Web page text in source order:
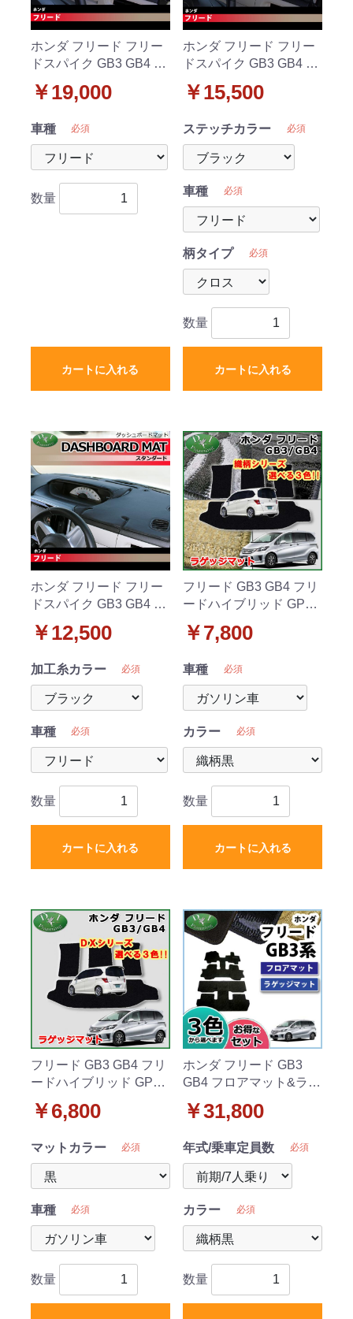
ホンダ フリード フリー
ドスパイク GB3 GB4 ダ
ングファー ハイパイル
￥19,000
車種 必須
数量
カートに入れる
ホンダ フリード フリー
ドスパイク GB3 GB4 ダ
ロス/ダイヤ/ブロック 受
￥15,500
ステッチカラー 必須
車種 必須
柄タイプ 必須
数量
カートに入れる
ホンダ フリード フリー
ドスパイク GB3 GB4 ダ
タンダード 受注生産
￥12,500
加工糸カラー 必須
車種 必須
数量
カートに入れる
フリード GB3 GB4 フリ
ードハイブリッド GP3
クマット 織柄シリーズ
￥7,800
車種 必須
カラー 必須
数量
カートに入れる
フリード GB3 GB4 フリ
ードハイブリッド GP3
クマット DXシリーズ 社
￥6,800
マットカラー 必須
車種 必須
数量
ホンダ フリード GB3
GB4 フロアマット&ラゲ
柄シリーズ 社外新品
￥31,800
年式/乗車定員数 必須
カラー 必須
数量